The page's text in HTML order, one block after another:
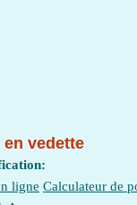
vedette
ligne Calculateur de